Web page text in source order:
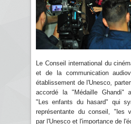
Le Conseil international du
et de la communication
établissement de l'Unesco,
accordé la "Médaille Ghandi"
"Les enfants du hasard" qui
représentante du conseil, "les
par l'Unesco et l'importance de